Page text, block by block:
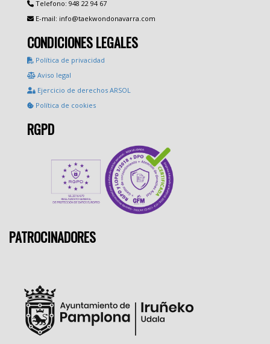
Telefono: 948 22 94 67
E-mail: info@taekwondonavarra.com
CONDICIONES LEGALES
Política de privacidad
Aviso legal
Ejercicio de derechos ARSOL
Política de cookies
RGPD
PATROCINADORES